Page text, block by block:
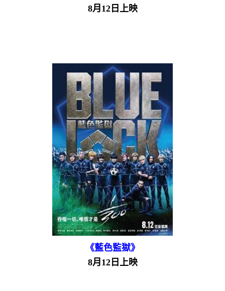
8月12日上映
《藍色監獄》
8月12日上映